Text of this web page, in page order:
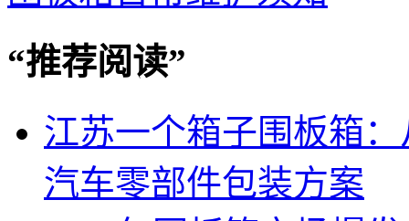
“推荐阅读”
江苏一个箱子围板箱
汽车零部件包装方案